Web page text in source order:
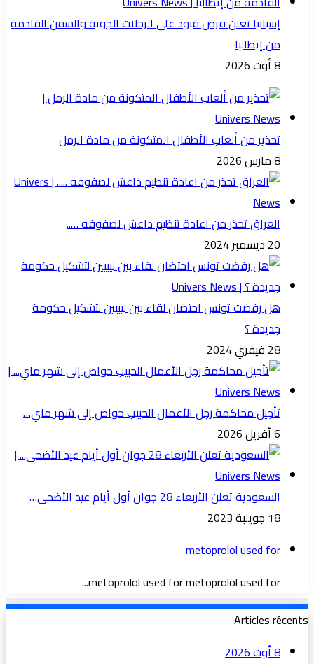
إسبانيا تعلن فرض قيود على الرحلات الجوية والسفن القادمة
من إيطاليا
8 أوت 2026
تحذير من ألعاب الأطفال المتكونة من مادة الرمل
8 مارس 2026
العراق تحذر من اعادة تنظيم داعش لصفوفه …..
20 ديسمبر 2024
هل رفضت تونس احتضان لقاء بين ليبيين لتشكيل حكومة
جديدة ؟
28 فيفري 2024
تأجيل محاكمة رجل الأعمال الحبيب حواص إلى شهر ماي…
6 أفريل 2026
السعودية تعلن الأربعاء 28 جوان أول أيام عيد الأضحى…
18 جويلبة 2023
metoprolol used for
metoprolol used for metoprolol used for...
Articles récents
8 أوت 2026